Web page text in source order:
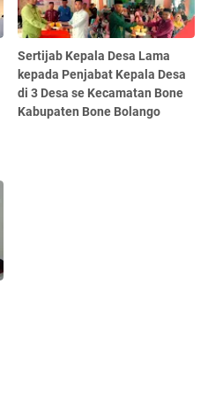
Sertijab Kepala Desa Lama
kepada Penjabat Kepala Desa
di 3 Desa se Kecamatan Bone
Kabupaten Bone Bolango